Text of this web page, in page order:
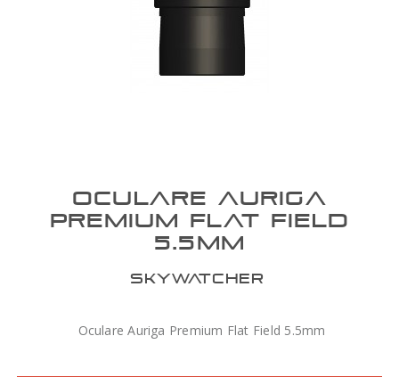
OCULARE AURIGA
PREMIUM FLAT FIELD
5.5MM
SKYWATCHER
Oculare Auriga Premium Flat Field 5.5mm